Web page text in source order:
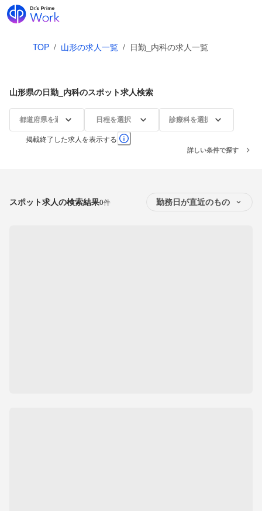
TOP / 山形の求人一覧 / 日勤_内科の求人一覧
山形県の日勤_内科のスポット求人検索
都道府県を選択 日程を選択 診療科を選択
掲載終了した求人を表示する
詳しい条件で探す
スポット求人の検索結果0件 勤務日が直近のもの